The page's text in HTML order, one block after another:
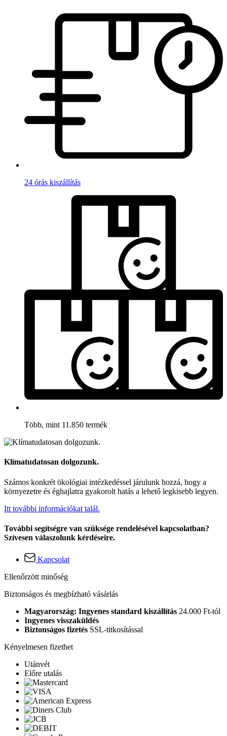
24 órás kiszállítás
Több, mint 11.850 termék
Klímatudatosan dolgozunk.
Számos konkrét ökológiai intézkedéssel járulunk hozzá, hogy a
környezetre és éghajlatra gyakorolt hatás a lehető legkisebb legyen.
Itt további információkat talál.
További segítségre van szüksége rendelésével kapcsolatban?
Szívesen válaszolunk kérdéseire.
Kapcsolat
Ellenőrzött minőség
Biztonságos és megbízható vásárlás
Magyarország: Ingyenes standard kiszállítás 24.000 Ft-tól
Ingyenes visszaküldés
Biztonságos fizetés SSL-titkosítással
Kényelmesen fizethet
Utánvét
Előre utalás